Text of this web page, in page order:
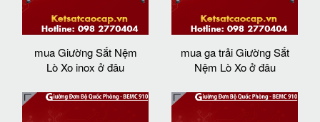
mua Giường Sắt Nệm
Lò Xo inox ở đâu
mua ga trải Giường Sắt
Nệm Lò Xo ở đâu